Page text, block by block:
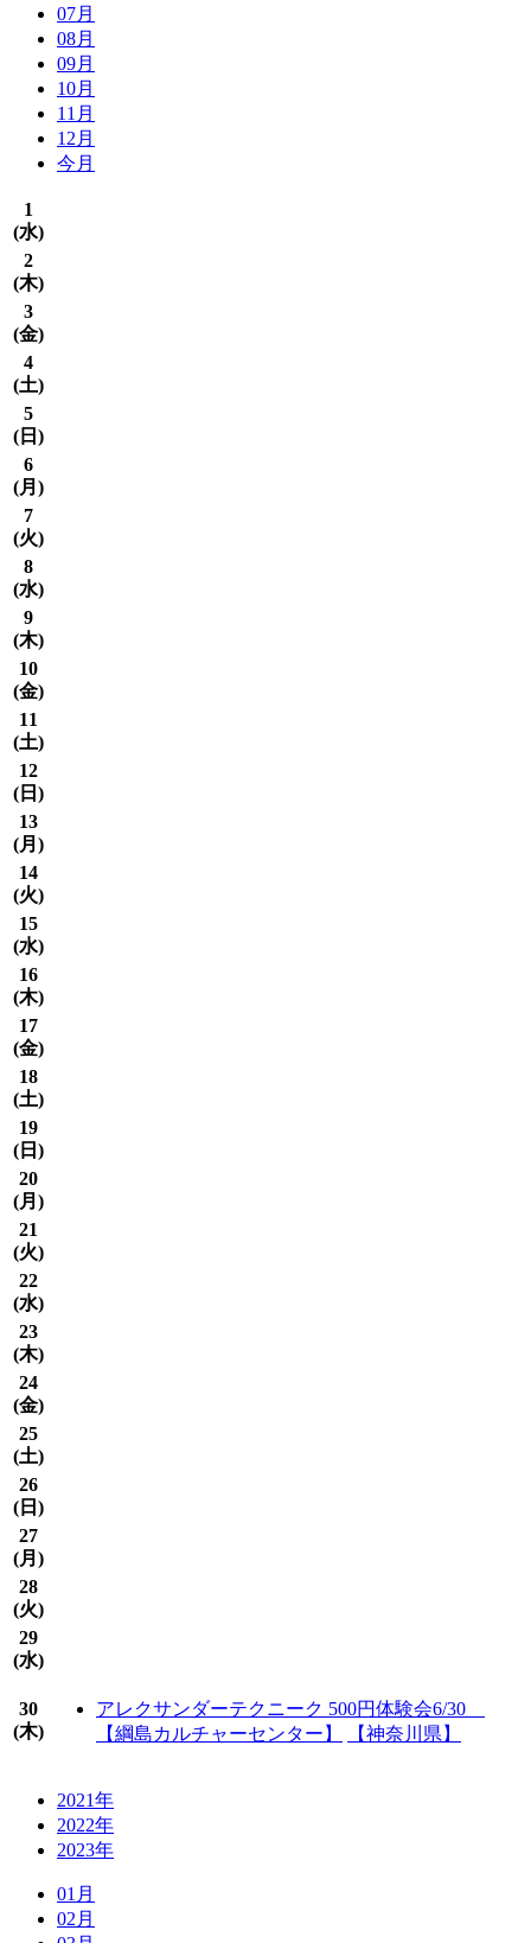
07月
08月
09月
10月
11月
12月
今月
1
(水)
2
(木)
3
(金)
4
(土)
5
( 日 )
6
(月 )
7
(火)
8
(水)
9
(木)
10
(金)
11
(土)
12
( 日 )
13
(月 )
14
(火)
15
(水)
16
(木)
17
(金)
18
(土)
19
( 日 )
20
(月 )
21
(火)
22
(水)
23
(木)
24
(金)
25
(土)
26
( 日 )
27
(月 )
28
(火)
29
(水)
30
(木)
アレクサンダーテクニーク 500円体験会6/30
【綱島カルチャーセンター】
【神奈川県】
2021年
2022年
2023年
01月
02月